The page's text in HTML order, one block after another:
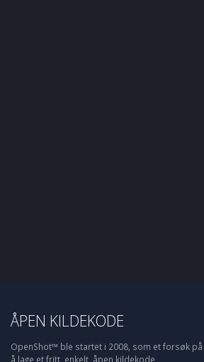
ÅPEN KILDEKODE
OpenShot™ ble startet i 2008, som et forsøk på
å lage et fritt, enkelt, åpen kildekode